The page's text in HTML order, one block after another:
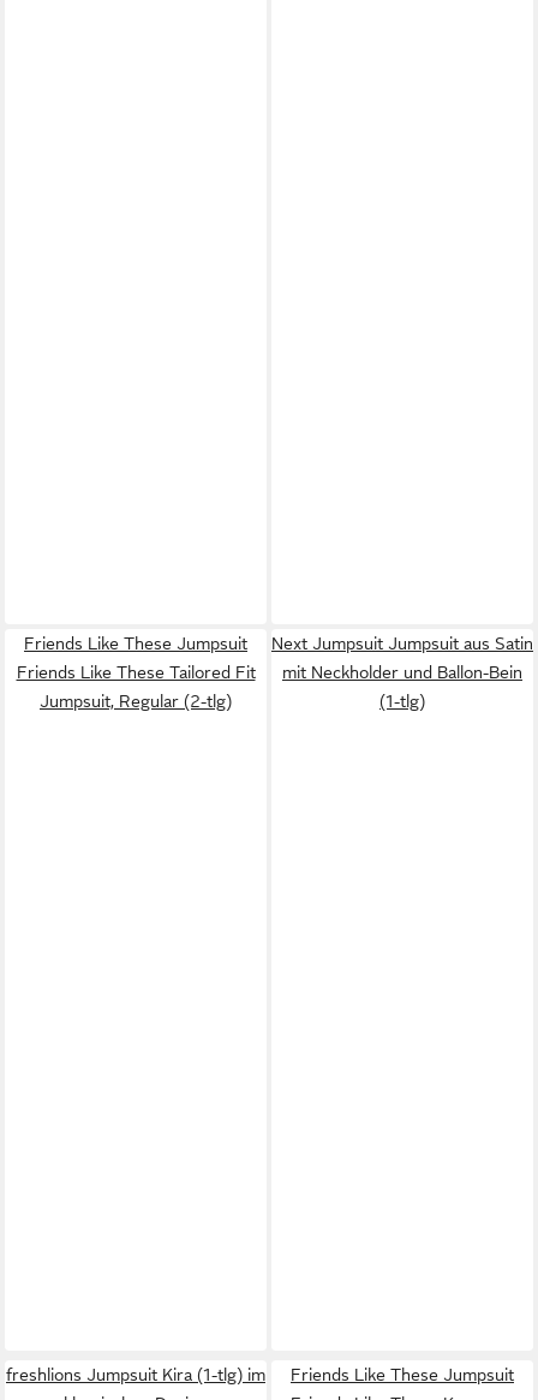
Friends Like These Jumpsuit
Friends Like These Tailored Fit
Jumpsuit, Regular (2-tlg)
Next Jumpsuit Jumpsuit aus Satin
mit Neckholder und Ballon-Bein
(1-tlg)
freshlions Jumpsuit Kira (1-tlg) im
Friends Like These Jumpsuit